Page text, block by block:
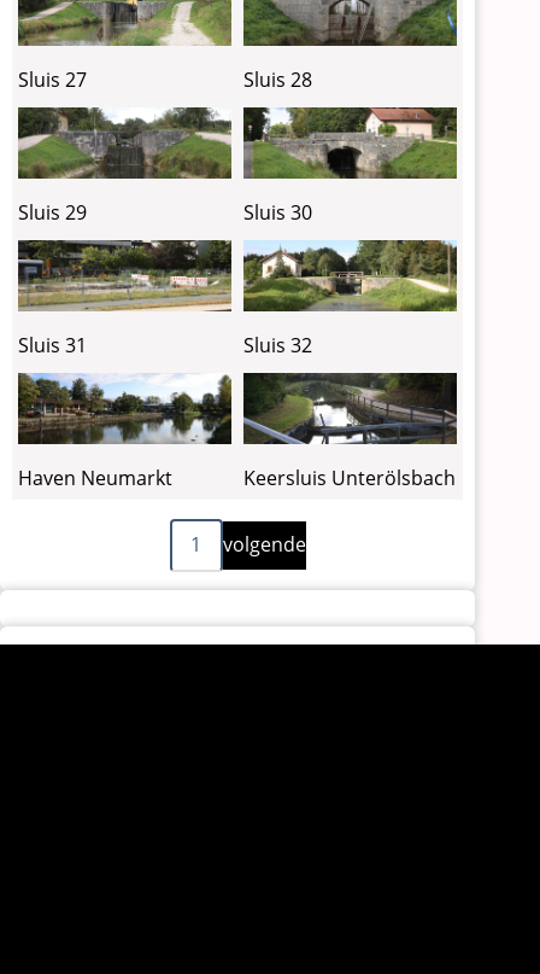
Sluis 27 Sluis 28
Sluis 29 Sluis 30
Sluis 31 Sluis 32
Haven Neumarkt Keersluis Unterölsbach
1
Volgende
pagina
volgende